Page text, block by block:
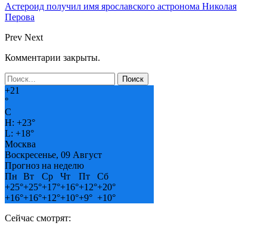
Астероид получил имя ярославского астронома Николая
Перова
Prev Next
Комментарии закрыты.
+21
°
C
H: +23°
L: +18°
Москва
Воскресенье, 09 Август
Прогноз на неделю
Пн
Вт Ср Чт Пт
Сб
+25°+25°+17°+16°+12°+20°
+16°+16°+12°+10°+9° +10°
Сейчас смотрят: